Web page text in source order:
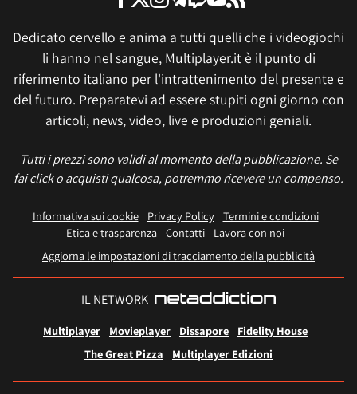
Dedicato cervello e anima a tutti quelli che i videogiochi
li hanno nel sangue, Multiplayer.it è il punto di
riferimento italiano per l'intrattenimento del presente e
del futuro. Preparatevi ad essere stupiti ogni giorno con
articoli, news, video, live e produzioni geniali.
Tutti i prezzi sono validi al momento della pubblicazione. Se
fai click o acquisti qualcosa, potremmo ricevere un compenso.
Informativa sui cookie Privacy Policy
Termini e condizioni
Etica e trasparenza Contatti
Lavora con noi
Aggiorna le impostazioni di tracciamento della pubblicità
IL NETWORK
Multiplayer Movieplayer Dissapore
Fidelity House
The Great Pizza
Multiplayer Edizioni